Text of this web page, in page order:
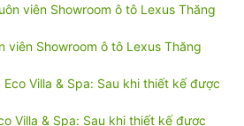
viên Showroom ô tô Lexus Thăng
Villa & Spa: Sau khi thiết kế được